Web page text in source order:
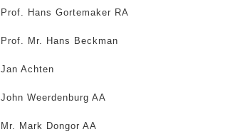
Prof. Hans Gortemaker RA
Prof. Mr. Hans Beckman
Jan Achten
John Weerdenburg AA
Mr. Mark Dongor AA